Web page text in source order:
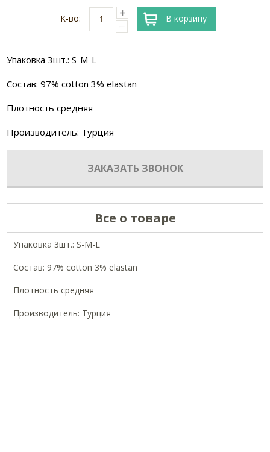
К-во: В корзину
Упаковка 3шт.: S-M-L
Состав: 97% cotton 3% elastan
Плотность средняя
Производитель: Турция
ЗАКАЗАТЬ ЗВОНОК
Все о товаре
Упаковка 3шт.: S-M-L
Состав: 97% cotton 3% elastan
Плотность средняя
Производитель: Турция